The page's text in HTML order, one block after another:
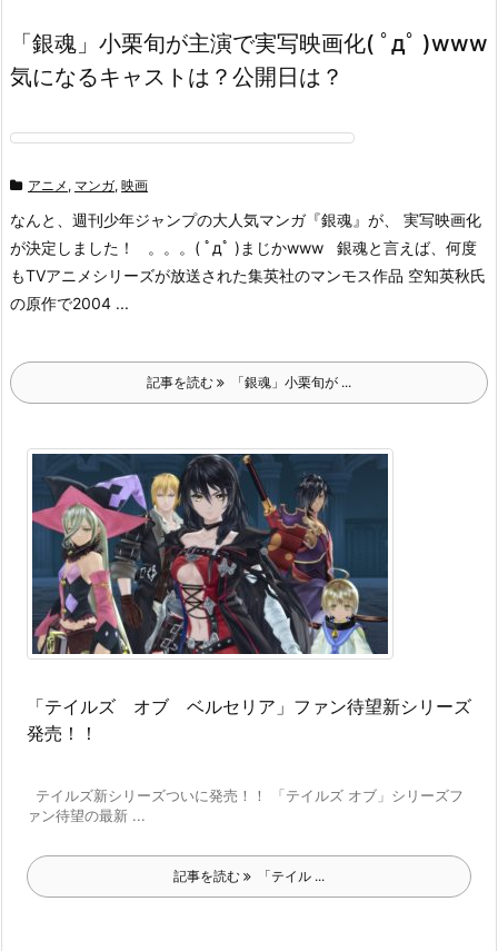
「銀魂」小栗旬が主演で実写映画化( ﾟдﾟ )www
気になるキャストは？公開日は？
アニメ , マンガ, 映画
なんと、週刊少年ジャンプの大人気マンガ『銀魂』が、 実写映画化
が決定しました！ 。。。( ﾟдﾟ )まじかwww 銀魂と言えば、何度
もTVアニメシリーズが放送された集英社のマンモス作品 空知英秋氏
の原作で2004 ...
記事を読む 「銀魂」小栗旬が ...
「テイルズ オブ ベルセリア」ファン待望新シリーズ
発売！！
テイルズ新シリーズついに発売！！ 「テイルズ オブ」シリーズフ
ァン待望の最新 ...
記事を読む 「テイル ...